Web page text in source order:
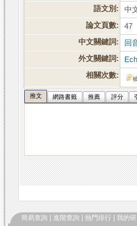
語文別:
中
論文頁數:
47
中文關鍵詞:
回
外文關鍵詞:
相關次數:
推文 網路書籤 推薦 評分
簡易查詢 進階查詢 熱門排行 我的